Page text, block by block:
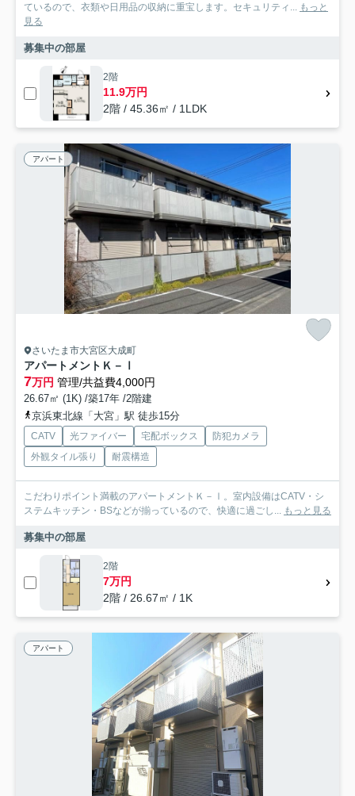
ているので、衣類や日用品の収納に重宝します。セキュリティ... もっと
見る
募集中の部屋
2階
11.9万円
2階 / 45.36㎡ / 1LDK
アパート
さいたま市大宮区大成町
アパートメントＫ－Ⅰ
7万円 管理/共益費4,000円
26.67㎡ (1K) /築17年 /2階建
京浜東北線「大宮」駅 徒歩15分
CATV 光ファイバー 宅配ボックス
防犯カメラ
外観タイル張り
耐震構造
こだわりポイント満載のアパートメントＫ－Ⅰ。室内設備はCATV・シ
ステムキッチン・BSなどが揃っているので、快適に過ごし... もっと見る
募集中の部屋
2階
7万円
2階 / 26.67㎡ / 1K
アパート